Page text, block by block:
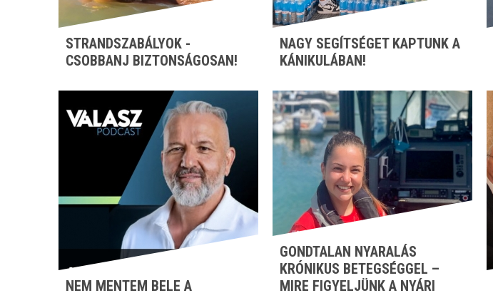
STRANDSZABÁLYOK -
CSOBBANJ BIZTONSÁGOSAN!
NAGY SEGÍTSÉGET KAPTUNK A
KÁNIKULÁBAN!
NEM MENTEM BELE A
GONDTALAN NYARALÁS
KRÓNIKUS BETEGSÉGGEL –
MIRE FIGYELJÜNK A NYÁRI